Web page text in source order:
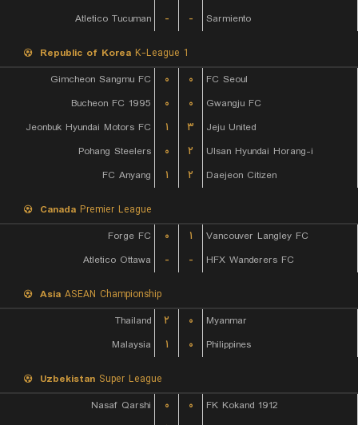
Atletico Tucuman
- - Sarmiento
Republic of Korea K-League 1
Gimcheon Sangmu FC
۰ ۰
FC Seoul
Bucheon FC 1995
۰ ۰
Gwangju FC
Jeonbuk Hyundai Motors FC
۱ ۳
Jeju United
Pohang Steelers
۰ ۲
Ulsan Hyundai Horang-i
FC Anyang
۱ ۲ Daejeon Citizen
Canada Premier League
Forge FC
۰ ۱
Vancouver Langley FC
Atletico Ottawa
- - HFX Wanderers FC
Asia ASEAN Championship
Thailand
۲ ۰
Myanmar
Malaysia
۱ ۰ Philippines
Uzbekistan Super League
Nasaf Qarshi
۰ ۰
FK Kokand 1912